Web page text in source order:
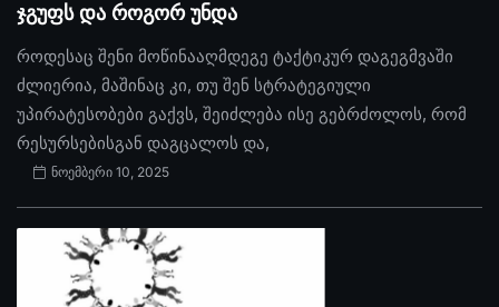
ჯგუფს და როგორ უნდა
როდესაც შენი მოწინააღმდეგე ტაქტიკურ დაგეგმვაში
ძლიერია, მაშინაც კი, თუ შენ სტრატეგიული
უპირატესობები გაქვს, შეიძლება ისე გებრძოლოს, რომ
რესურსებისგან დაგცალოს და,
ნოემბერი 10, 2025